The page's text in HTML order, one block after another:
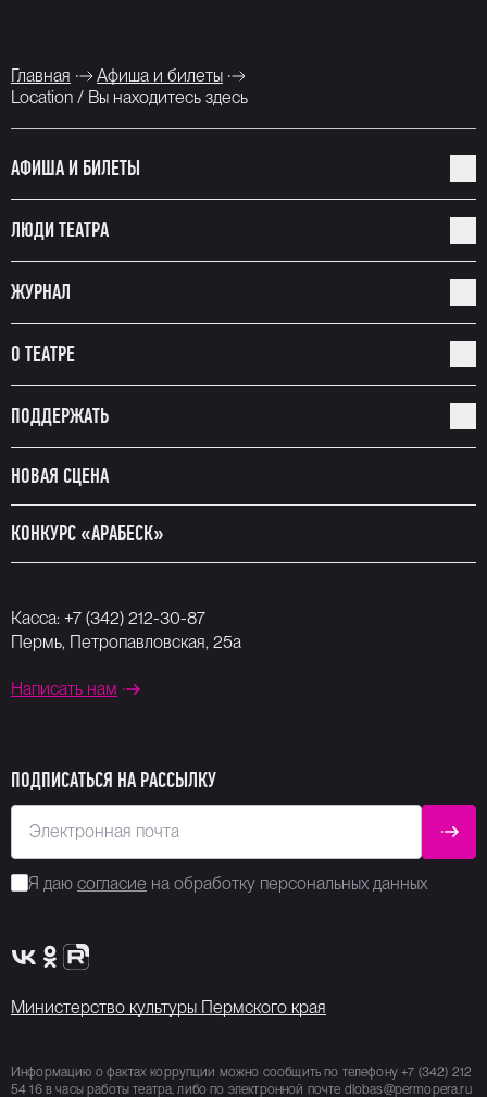
Главная
Афиша и билеты
Location / Вы находитесь здесь
АФИША И БИЛЕТЫ
ЛЮДИ ТЕАТРА
ЖУРНАЛ
О ТЕАТРЕ
ПОДДЕРЖАТЬ
НОВАЯ СЦЕНА
КОНКУРС «АРАБЕСК»
Касса: +7 (342) 212-30-87
Пермь, Петропавловская, 25а
Написать нам
ПОДПИСАТЬСЯ НА РАССЫЛКУ
Электронная почта
Я даю согласие на обработку персональных данных
Сообщество VK
Группа в одноклассниках
Канал Rutube
Министерство культуры Пермского края
Информацию о фактах коррупции можно сообщить по телефону+7 (342) 212
54 16в часы работы театра, либо по электронной почте dlobas@permopera.ru